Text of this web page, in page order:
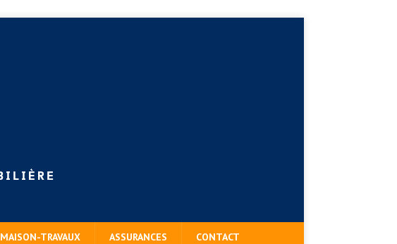
MAISON-TRAVAUX ASSURANCES CONTACT